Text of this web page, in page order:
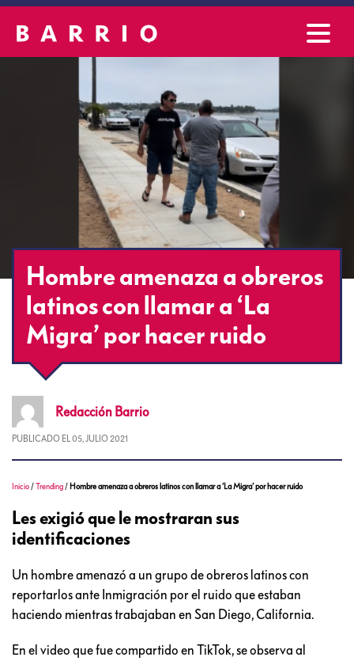
Hombre amenaza a obreros
latinos con llamar a ‘La
Migra’ por hacer ruido
Redacción Barrio
PUBLICADO EL 05, JULIO 2021
Inicio /Trending / Hombre amenaza a obreros latinos con llamar a ‘La Migra’ por hacer ruido
Les exigió que le mostraran sus
identificaciones
Un hombre amenazó a un grupo de obreros latinos con
reportarlos ante Inmigración por el ruido que estaban
haciendo mientras trabajaban en San Diego, California.
En el video que fue compartido en TikTok, se observa al